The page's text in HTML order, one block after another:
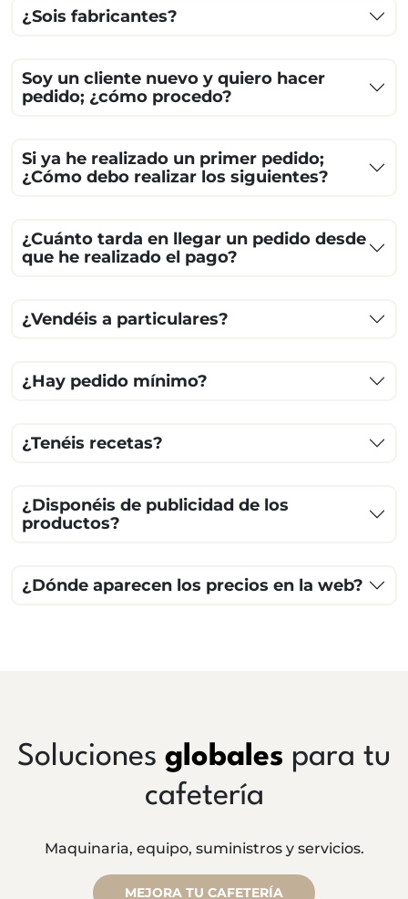
¿Sois fabricantes?
Soy un cliente nuevo y quiero hacer
pedido; ¿cómo procedo?
Si ya he realizado un primer pedido;
¿Cómo debo realizar los siguientes?
¿Cuánto tarda en llegar un pedido desde
que he realizado el pago?
¿Vendéis a particulares?
¿Hay pedido mínimo?
¿Tenéis recetas?
¿Disponéis de publicidad de los
productos?
¿Dónde aparecen los precios en la web?
Soluciones globales para tu
cafetería
Maquinaria, equipo, suministros y servicios.
MEJORA TU CAFETERÍA